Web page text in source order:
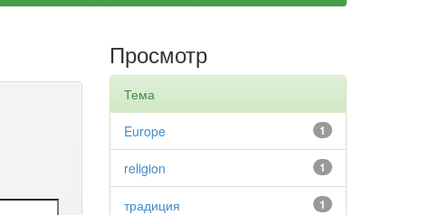
Просмотр
Тема
1
Europe
1
religion
1
традиция